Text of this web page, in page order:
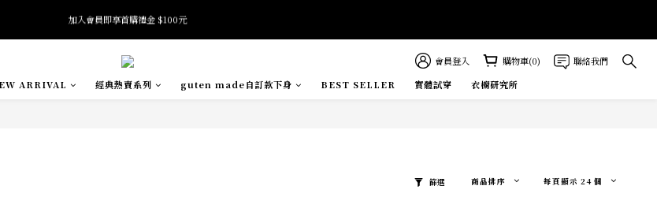
全館滿 $2500 免運
加入會員即享首購禮金 $100元
5
4
3
2
1
0
6
5
4
3
2
1
日
4
3
2
2
1
3
0
8
5
3
0
9
6
會員登入 購物車(0)
聯絡我們
ARRIVAL 經典熱賣系列 guten made自訂款下身 BEST SELLER 實體試穿 衣櫥研究所
篩選 商品排序 每頁顯示 24 個